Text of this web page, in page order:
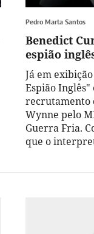
Pedro Marta Santos
Benedict
espião
Já em
Espião
recrutamento
Wynne pelo
Guerra Fria.
que o